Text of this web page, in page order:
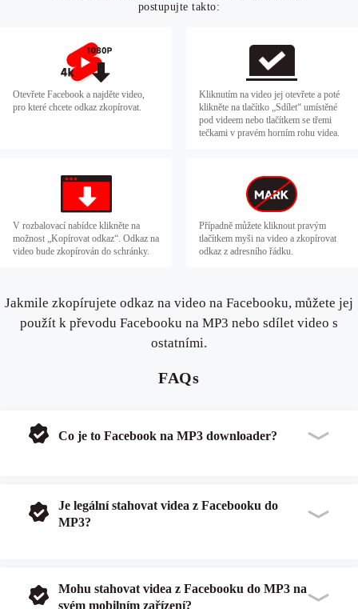
postupujte takto:
Otevřete Facebook a najděte video,
pro které chcete odkaz zkopírovat.
Kliknutím na video jej otevřete a poté
klikněte na tlačítko „Sdílet“ umístěné
pod videem nebo tlačítkem se třemi
tečkami v pravém horním rohu videa.
V rozbalovací nabídce klikněte na
možnost „Kopírovat odkaz“. Odkaz na
video bude zkopírován do schránky.
Případně můžete kliknout pravým
tlačítkem myši na video a zkopírovat
odkaz z adresního řádku.
Jakmile zkopírujete odkaz na video na Facebooku, můžete jej
použít k převodu Facebooku na MP3 nebo sdílet video s
ostatními.
FAQs
Co je to Facebook na MP3 downloader?
Je legální stahovat videa z Facebooku do
MP3?
Mohu stahovat videa z Facebooku do MP3 na
svém mobilním zařízení?